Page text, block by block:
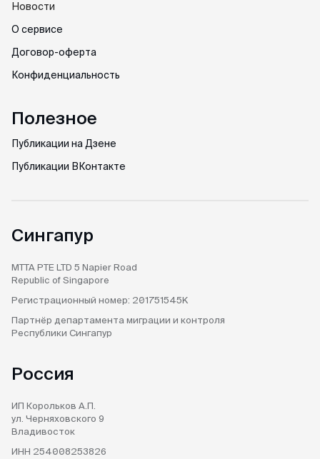
Новости
О сервисе
Договор-оферта
Конфиденциальность
Полезное
Публикации на Дзене
Публикации ВКонтакте
Сингапур
MTTA PTE LTD 5 Napier Road
Republic of Singapore
Регистрационный номер: 201751545K
Партнёр департамента миграции и контроля
Республики Сингапур
Россия
ИП Корольков А.П.
ул. Черняховского 9
Владивосток
ИНН 254008253826